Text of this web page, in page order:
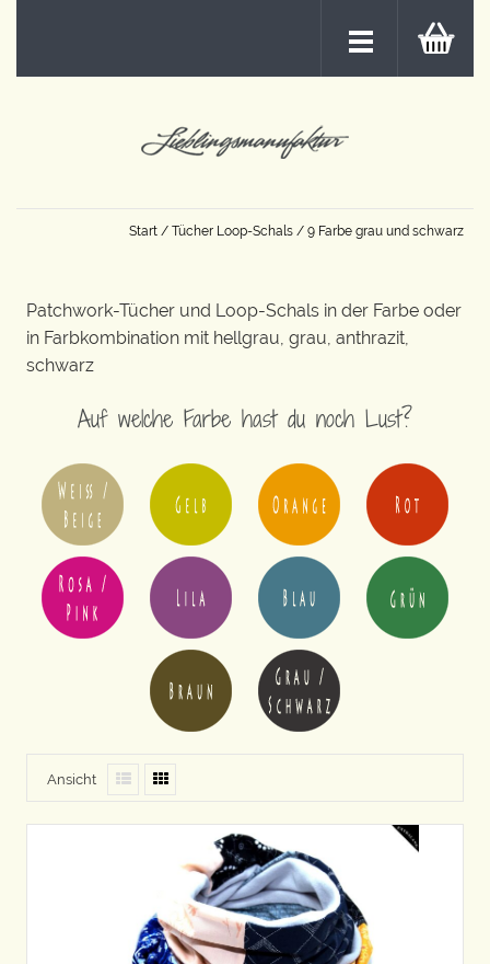
Start / Tücher Loop-Schals / 9 Farbe grau und schwarz
Patchwork-Tücher und Loop-Schals in der Farbe oder
in Farbkombination mit hellgrau, grau, anthrazit,
schwarz
Auf welche Farbe hast du noch Lust?
Ansicht